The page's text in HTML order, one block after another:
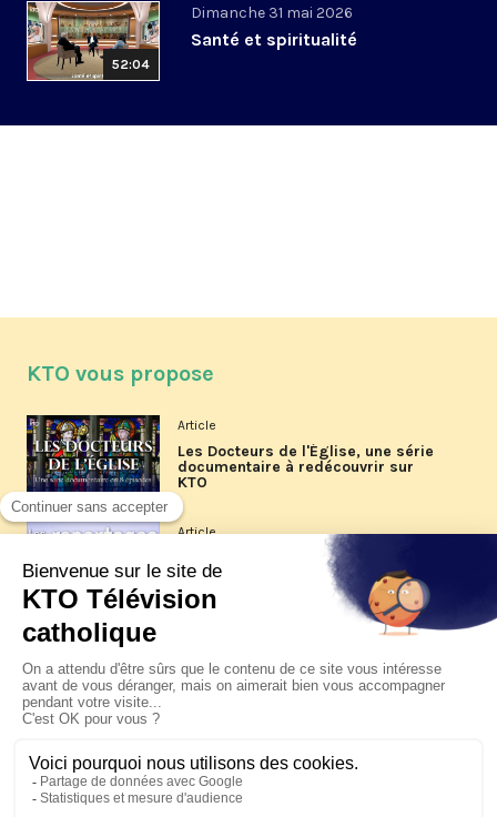
52:04
Dimanche 31 mai 2026
Santé et spiritualité
KTO vous propose
Article
Les Docteurs de l'Église, une série
documentaire à redécouvrir sur
KTO
Article
Les reportages d'été 2026 de KTO
La visite pastorale du pape Léon
XIV à Assise à suivre sur KTO le
jeudi 6 août
Le pape en Uruguay, Argentine et
Pérou du 6 au 17 novembre 2026